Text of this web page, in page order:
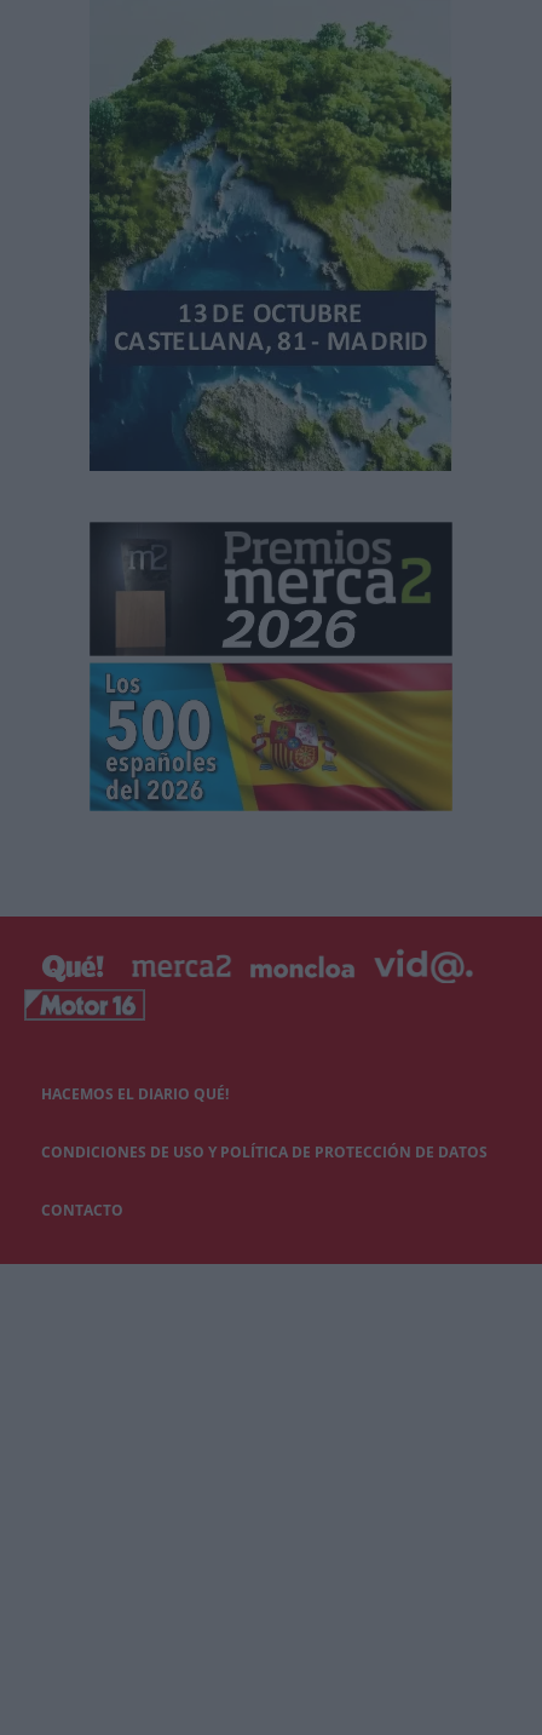
HACEMOS EL DIARIO QUÉ!
CONDICIONES DE USO Y POLÍTICA DE PROTECCIÓN DE DATOS
CONTACTO